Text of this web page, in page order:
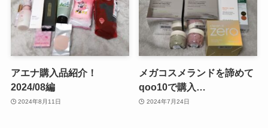
アエナ購入品紹介！
2024/08編
2024年8月11日
メガコスメランドを諦めて
qoo10で購入…
2024年7月24日